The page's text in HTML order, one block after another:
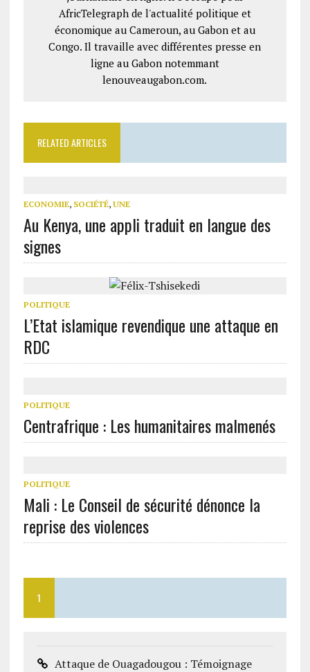
AfricTelegraph de l'actualité politique et
économique au Cameroun, au Gabon et au
Congo. Il travaille avec différentes presse en
ligne au Gabon notemmant
lenouveaugabon.com.
RELATED ARTICLES
ECONOMIE, SOCIÉTÉ, UNE
Au Kenya, une appli traduit en langue des
signes
POLITIQUE
L’Etat islamique revendique une attaque en
RDC
POLITIQUE
Centrafrique : Les humanitaires malmenés
POLITIQUE
Mali : Le Conseil de sécurité dénonce la
reprise des violences
1
Attaque de Ouagadougou : Témoignage